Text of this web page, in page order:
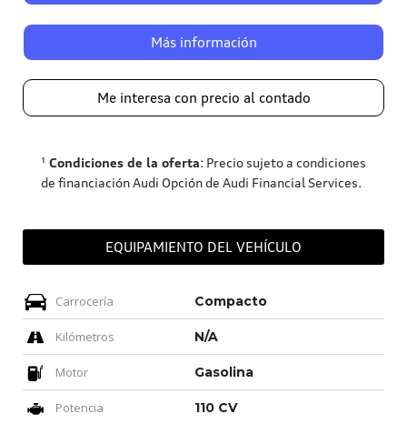
Más información
Me interesa con precio al contado
¹ Condiciones de la oferta: Precio sujeto a condiciones
de financiación Audi Opción de Audi Financial Services.
EQUIPAMIENTO DEL VEHÍCULO
Carrocería Compacto
Kilómetros N/A
Motor Gasolina
Potencia 110 CV